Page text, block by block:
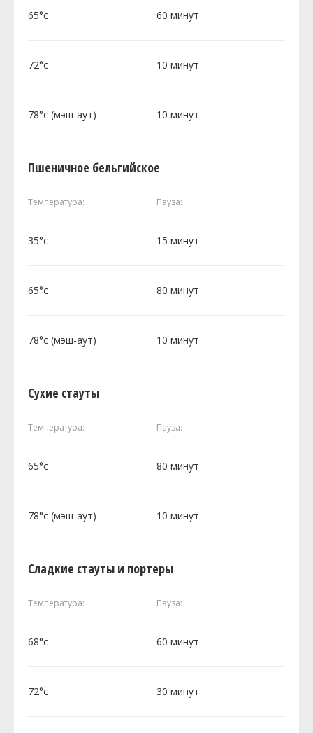
65°c 60 минут
72°c 10 минут
78°c (мэш-аут) 10 минут
Пшеничное бельгийское
Температура: Пауза:
35°c 15 минут
65°c 80 минут
78°c (мэш-аут) 10 минут
Сухие стауты
Температура: Пауза:
65°c 80 минут
78°c (мэш-аут) 10 минут
Сладкие стауты и портеры
Температура: Пауза:
68°c 60 минут
72°c 30 минут